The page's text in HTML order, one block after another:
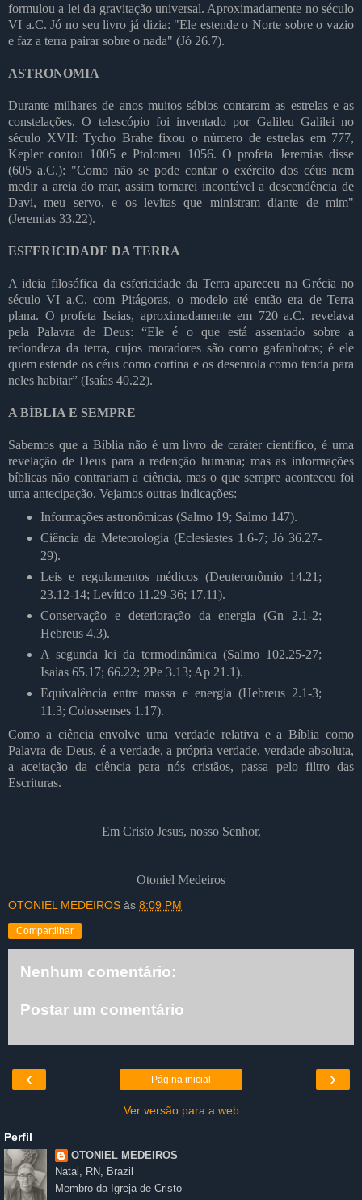
formulou a lei da gravitação universal. Aproximadamente no século
VI a.C. Jó no seu livro já dizia: "Ele estende o Norte sobre o vazio
e faz a terra pairar sobre o nada" (Jó 26.7).
ASTRONOMIA
Durante milhares de anos muitos sábios contaram as estrelas e as
constelações. O telescópio foi inventado por Galileu Galilei no
século XVII: Tycho Brahe fixou o número de estrelas em 777,
Kepler contou 1005 e Ptolomeu 1056. O profeta Jeremias disse
(605 a.C.): "Como não se pode contar o exército dos céus nem
medir a areia do mar, assim tornarei incontável a descendência de
Davi, meu servo, e os levitas que ministram diante de mim"
(Jeremias 33.22).
ESFERICIDADE DA TERRA
A ideia filosófica da esfericidade da Terra apareceu na Grécia no
século VI a.C. com Pitágoras, o modelo até então era de Terra
plana. O profeta Isaias, aproximadamente em 720 a.C. revelava
pela Palavra de Deus: “Ele é o que está assentado sobre a
redondeza da terra, cujos moradores são como gafanhotos; é ele
quem estende os céus como cortina e os desenrola como tenda para
neles habitar” (Isaías 40.22).
A BÍBLIA E SEMPRE
Sabemos que a Bíblia não é um livro de caráter científico, é uma
revelação de Deus para a redenção humana; mas as informações
bíblicas não contrariam a ciência, mas o que sempre aconteceu foi
uma antecipação. Vejamos outras indicações:
Informações astronômicas (Salmo 19; Salmo 147).
Ciência da Meteorologia (Eclesiastes 1.6-7; Jó 36.27-
29).
Leis e regulamentos médicos (Deuteronômio 14.21;
23.12-14; Levítico 11.29-36; 17.11).
Conservação e deterioração da energia (Gn 2.1-2;
Hebreus 4.3).
A segunda lei da termodinâmica (Salmo 102.25-27;
Isaias 65.17; 66.22; 2Pe 3.13; Ap 21.1).
Equivalência entre massa e energia (Hebreus 2.1-3;
11.3; Colossenses 1.17).
Como a ciência envolve uma verdade relativa e a Bíblia como
Palavra de Deus, é a verdade, a própria verdade, verdade absoluta,
a aceitação da ciência para nós cristãos, passa pelo filtro das
Escrituras.
Em Cristo Jesus, nosso Senhor,
Otoniel Medeiros
OTONIEL MEDEIROS às 8:09 PM
Compartilhar
Nenhum comentário:
Postar um comentário
‹ ›
Página inicial
Ver versão para a web
Perfil
OTONIEL MEDEIROS
Natal, RN, Brazil
Membro da Igreja de Cristo